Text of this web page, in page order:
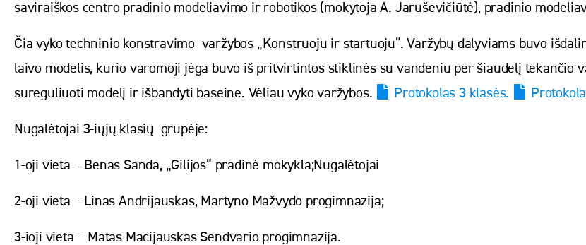
saviraiškos centro pradinio modeliavimo ir robotikos (mokytoja A. Jaruševičiūtė), pradinio
Čia vyko techninio konstravimo varžybos „Konstruoju ir startuoju“. Varžybų dalyviams buvo
laivo modelis, kurio varomoji jėga buvo iš pritvirtintos stiklinės su vandeniu per šiaudelį tekančio
sureguliuoti modelį ir išbandyti baseine. Vėliau vyko varžybos.
Protokolas 3 klasės.
Nugalėtojai 3-iųjų klasių grupėje:
1-oji vieta ‒ Benas Sanda, „Gilijos“ pradinė mokykla;Nugalėtojai
2-oji vieta ‒ Linas Andrijauskas, Martyno Mažvydo progimnazija;
3-ioji vieta ‒ Matas Macijauskas Sendvario progimnazija.